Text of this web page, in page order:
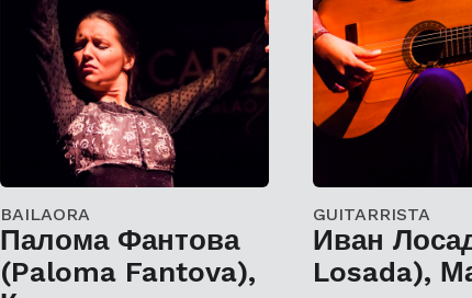
BAILAORA
Палома Фантова
(Paloma Fantova),
GUITARRISTA
Иван
Losada),